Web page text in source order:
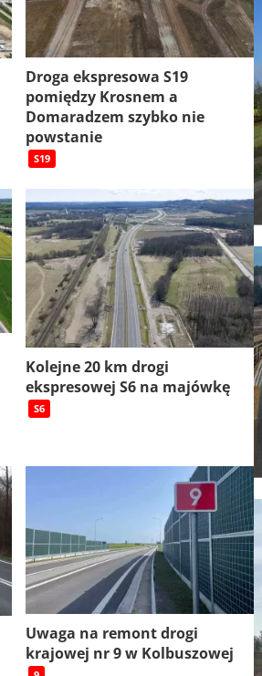
Droga ekspresowa S19
pomiędzy Krosnem a
Domaradzem szybko nie
powstanie
S19
Kolejne 20 km drogi
ekspresowej S6 na majówkę
S6
Uwaga na remont drogi
krajowej nr 9 w Kolbuszowej